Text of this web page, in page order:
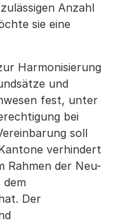
Anzahl
sie eine
Harmonisierung
und
fest, unter
bei
soll
verhindert
Rahmen der Neu-
dem
Der